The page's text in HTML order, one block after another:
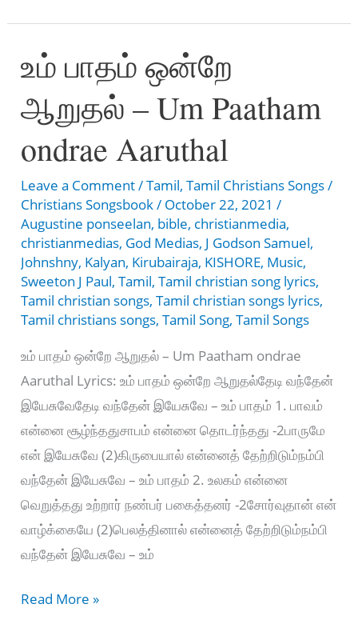
பயப்படாதே
Bayapadathe
Magane
Bayapadathe
உம் பாதம் ஒன்றே
ஆறுதல் – Um Paatham
ondrae Aaruthal
Leave a Comment/Tamil,Tamil Christians Songs/
Christians Songsbook/ October 22, 2021/
Augustine ponseelan, bible, christianmedia,
christianmedias, God Medias, J Godson Samuel,
Johnshny, Kalyan, Kirubairaja, KISHORE, Music,
Sweeton J Paul,Tamil,Tamil christian song lyrics,
Tamil christian songs,Tamil christian songs lyrics,
Tamil christians songs,Tamil Song,Tamil Songs
உம் பாதம் ஒன்றே ஆறுதல் – Um Paatham ondrae
Aaruthal Lyrics: உம் பாதம் ஒன்றே ஆறுதல்தேடி வந்தேன்
இயேசுவேதேடி வந்தேன் இயேசுவே – உம் பாதம் 1. பாவம்
என்னை சூழ்ந்ததுசாபம் என்னை தொடர்ந்தது -2பாருமே
என் இயேசுவே (2)கிருபையால் என்னைத் தேற்றிடும்நம்பி
வந்தேன் இயேசுவே – உம் பாதம் 2. உலகம் என்னை
வெறுத்தது உற்றார் நண்பர் பகைத்தனர் -2சோர்வுதான் என்
வாழ்க்கையே (2)பெலத்தினால் என்னைத் தேற்றிடும்நம்பி
வந்தேன் இயேசுவே – உம்
உம்
Read More »